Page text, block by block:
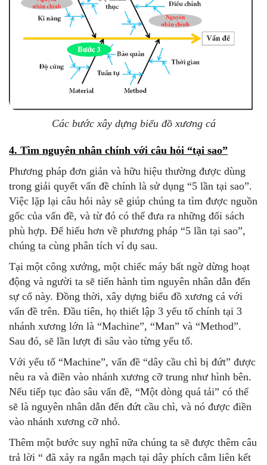
Các bước xây dựng biểu đồ xương cá
4. Tìm nguyên nhân chính với câu hỏi “tại sao”
Phương pháp đơn giản và hữu hiệu thường được dùng
trong giải quyết vấn đề chính là sử dụng “5 lần tại sao”.
Việc lặp lại câu hỏi này sẽ giúp chúng ta tìm được nguồn
gốc của vấn đề, và từ đó có thể đưa ra những đối sách
phù hợp. Để hiểu hơn về phương pháp “5 lần tại sao”,
chúng ta cùng phân tích ví dụ sau.
Tại một công xưởng, một chiếc máy bất ngờ dừng hoạt
động và người ta sẽ tiến hành tìm nguyên nhân dẫn đến
sự cố này. Đồng thời, xây dựng biểu đồ xương cá với
vấn đề trên. Đầu tiên, họ thiết lập 3 yếu tố chính tại 3
nhánh xương lớn là “Machine”, “Man” và “Method”.
Sau đó, sẽ lần lượt đi sâu vào từng yếu tố.
Với yếu tố “Machine”, vấn đề “dây cầu chì bị đứt” được
nêu ra và điền vào nhánh xương cỡ trung như hình bên.
Nếu tiếp tục đào sâu vấn đề, “Một dòng quá tải” có thể
sẽ là nguyên nhân dẫn đến đứt cầu chì, và nó được điền
vào nhánh xương cỡ nhỏ.
Thêm một bước suy nghĩ nữa chúng ta sẽ được thêm câu
trả lời “ đã xảy ra ngắn mạch tại dây phích cắm liên kết